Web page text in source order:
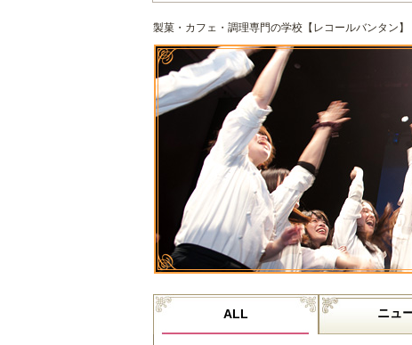
製菓・カフェ・調理専門の学校【レコールバンタン】
ALL ニュ